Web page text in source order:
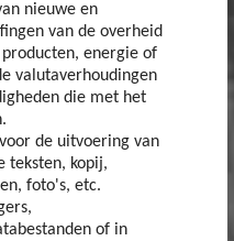
nieuwe en
van de overheid
energie of
valutaverhoudingen
die met het
de uitvoering van
teksten, kopij,
foto's, etc.
of in